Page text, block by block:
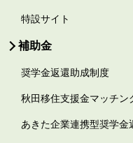
特設サイト
補助金
奨学金返還助成制度
秋田移住支援金マッチン
あきた企業連携型奨学金